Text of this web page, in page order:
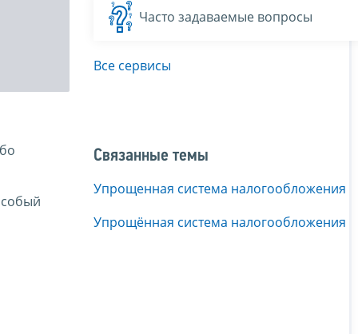
Часто задаваемые вопросы
Все сервисы
Связанные темы
Упрощенная система налогообложения
Упрощённая система налогообложения